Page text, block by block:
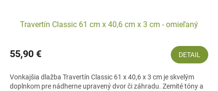
Travertín Classic 61 cm x 40,6 cm x 3 cm - omieľaný
55,90 € DETAIL
Vonkajšia dlažba Travertín Classic 61 x 40,6 x 3 cm je skvelým
doplnkom pre nádherne upravený dvor či záhradu. Zemité tóny a